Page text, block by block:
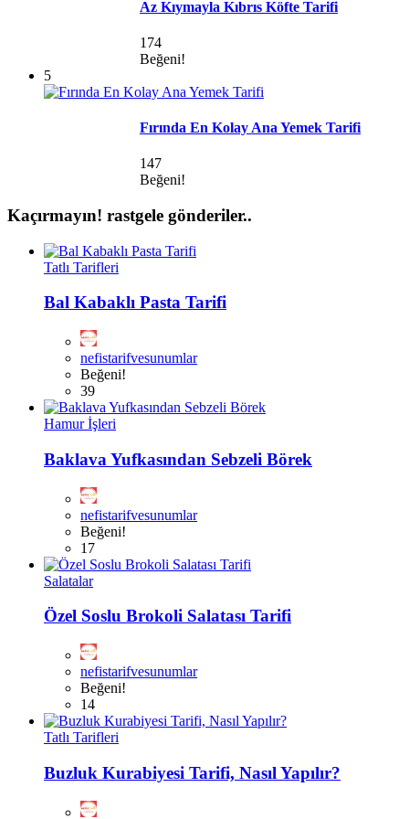
Az Kıymayla Kıbrıs Köfte Tarifi
174
Beğeni!
5
Fırında En Kolay Ana Yemek Tarifi
147
Beğeni!
Kaçırmayın! rastgele gönderiler..
Tatlı Tarifleri
Bal Kabaklı Pasta Tarifi
nefistarifvesunumlar
Beğeni!
39
Hamur İşleri
Baklava Yufkasından Sebzeli Börek
nefistarifvesunumlar
Beğeni!
17
Salatalar
Özel Soslu Brokoli Salatası Tarifi
nefistarifvesunumlar
Beğeni!
14
Tatlı Tarifleri
Buzluk Kurabiyesi Tarifi, Nasıl Yapılır?